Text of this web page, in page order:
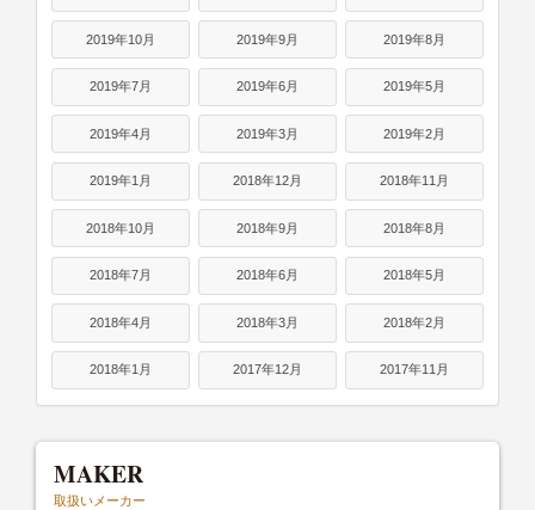
2019年10月 2019年9月 2019年8月
2019年7月 2019年6月 2019年5月
2019年4月 2019年3月 2019年2月
2019年1月 2018年12月 2018年11月
2018年10月 2018年9月 2018年8月
2018年7月 2018年6月 2018年5月
2018年4月 2018年3月 2018年2月
2018年1月 2017年12月 2017年11月
MAKER
取扱いメーカー